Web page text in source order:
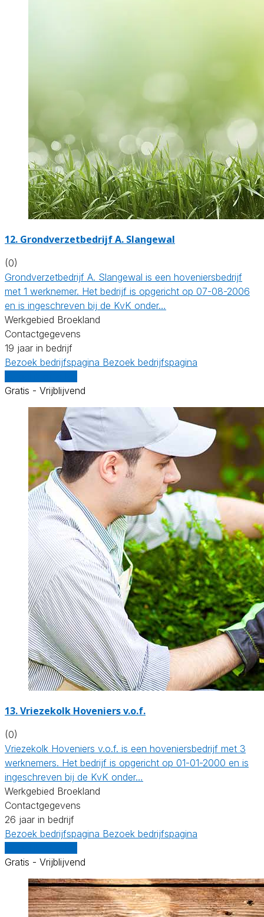
12. Grondverzetbedrijf A. Slangewal
(0)
Grondverzetbedrijf A. Slangewal is een hoveniersbedrijf
met 1 werknemer. Het bedrijf is opgericht op 07-08-2006
en is ingeschreven bij de KvK onder…
Werkgebied Broekland
Contactgegevens
19 jaar in bedrijf
Bezoek bedrijfspagina Bezoek bedrijfspagina
Gratis - Vrijblijvend
13.Vriezekolk Hoveniers v.o.f.
(0)
Vriezekolk Hoveniers v.o.f. is een hoveniersbedrijf met 3
werknemers. Het bedrijf is opgericht op 01-01-2000 en is
ingeschreven bij de KvK onder…
Werkgebied Broekland
Contactgegevens
26 jaar in bedrijf
Bezoek bedrijfspagina Bezoek bedrijfspagina
Gratis - Vrijblijvend